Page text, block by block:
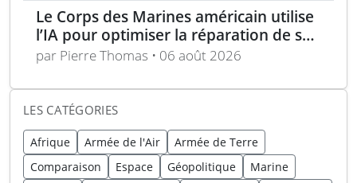
Le Corps des Marines américain utilise
l’IA pour optimiser la réparation de ses
équipements
par Pierre Thomas • 06 août 2026
LES CATÉGORIES
Afrique Armée de l'Air
Armée de Terre
Comparaison
Espace Géopolitique
Marine